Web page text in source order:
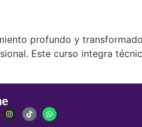
profundo y
Este curso integra